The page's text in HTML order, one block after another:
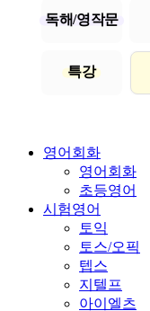
독해/영작문
특강
영어회화
영어회화
초등영어
시험영어
토익
토스/오픽
텝스
지텔프
아이엘츠